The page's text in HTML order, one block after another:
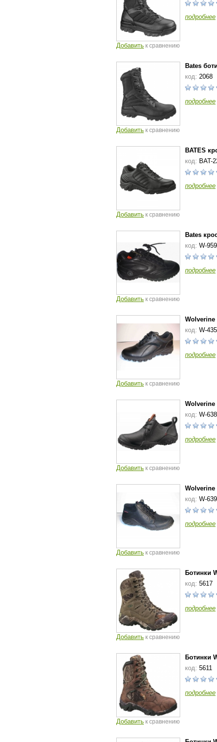
Добавить к сравнению
подробнее
Добавить к сравнению
Bates
код: 2068
подробнее
Добавить к сравнению
BATES
код: BAT-
подробнее
Добавить к сравнению
Bates
код: W-
подробнее
Добавить к сравнению
Wolverine
код: W-
подробнее
Добавить к сравнению
Wolverine
код: W-
подробнее
Добавить к сравнению
Wolverine
код: W-
подробнее
Добавить к сравнению
Ботинки
код: 5617
подробнее
Добавить к сравнению
Ботинки
код: 5611
подробнее